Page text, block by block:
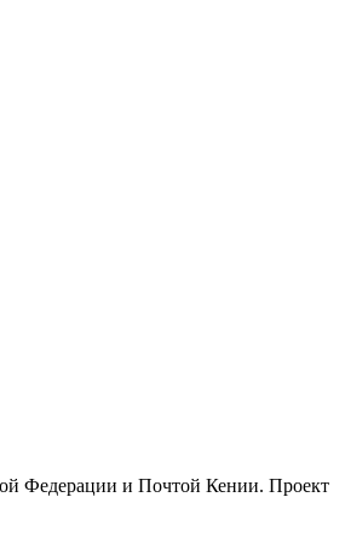
Федерации и Почтой Кении. Проект